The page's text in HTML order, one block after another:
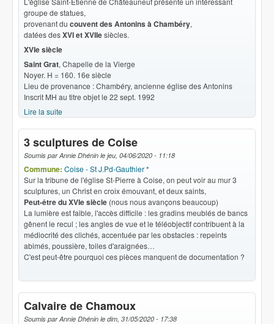
groupe de statues,
provenant du couvent des Antonins à Chambéry,
datées desXVI et XVIIesiècles.
XVIe siècle
Saint Grat, Chapelle de la Vierge
Noyer. H = 160. 16e siècle
Lieu de provenance : Chambéry, ancienne église des Antonins
Inscrit MH au titre objet le 22 sept. 1992
Lire la suite
3 sculptures de Coise
Soumis parAnnie Dhénin le jeu, 04/06/2020 - 11:18
Commune: Coise - St J.Pd-Gauthier *
Sur la tribune de l'église St-Pierre à Coise, on peut voir au mur 3
sculptures, un Christ en croix émouvant, et deux saints,
Peut-être du XVIe siècle (nous nous avançons beaucoup)
La lumière est faible, l'accès difficile : les gradins meublés de bancs
gênent le recul ; les angles de vue et le téléobjectif contribuent à la
médiocrité des clichés, accentuée par les obstacles : repeints
abimés, poussière, toiles d'araignées…
C'est peut-être pourquoi ces pièces manquent de documentation ?
Calvaire de Chamoux
Soumis parAnnie Dhénin le dim, 31/05/2020 - 17:38